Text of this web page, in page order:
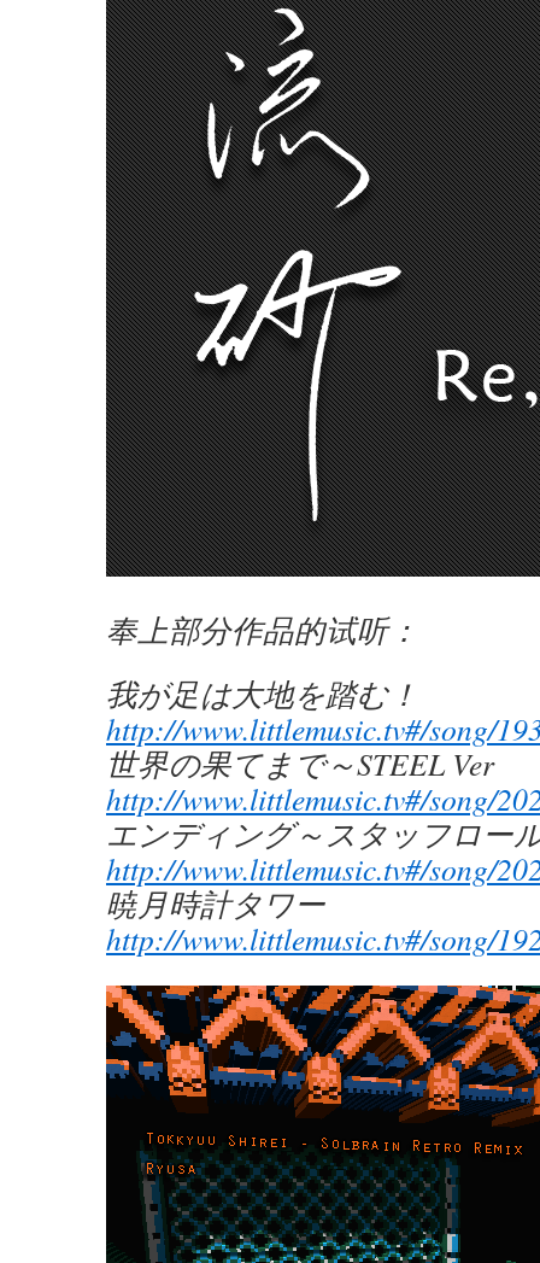
奉上部分作品的试听：
我が足は大地を踏む！
http://www.littlemusic.tv#/song/
世界の果てまで～STEEL Ver
http://www.littlemusic.tv#/song/
エンディング～スタッフロ
http://www.littlemusic.tv#/song/
暁月時計タワー
http://www.littlemusic.tv#/song/